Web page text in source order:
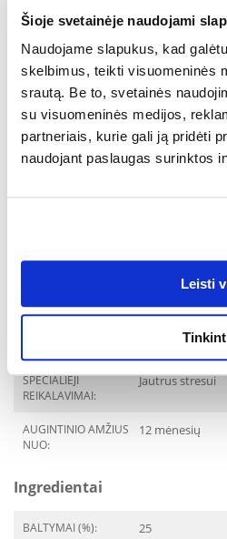
Šioje svetainėje naudojami
Naudojame slapukus, kad
skelbimus, teikti visuomeninės
srautą. Be to, svetainės
su visuomeninės medijos,
partneriais, kurie gali ją pridėti
naudojant paslaugas surinktos
Leisti
AUGINTINIO DYDIS: Universalus
PAKUOTĖS SVORIS
4
PREKIŲ LINIJA:
ROYAL CANIN
Paskirtis
Stresas
SPECIALIEJI
REIKALAVIMAI:
Jautrus stresui
AUGINTINIO AMŽIUS
NUO:
12 mėnesių
Ingredientai
BALTYMAI (%): 25